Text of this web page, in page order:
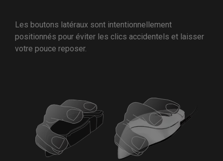
Les boutons latéraux sont intentionnellement
positionnés pour éviter les clics accidentels et laisser
votre pouce reposer.